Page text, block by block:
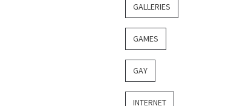
GALLERIES
GAMES
GAY
INTERNET